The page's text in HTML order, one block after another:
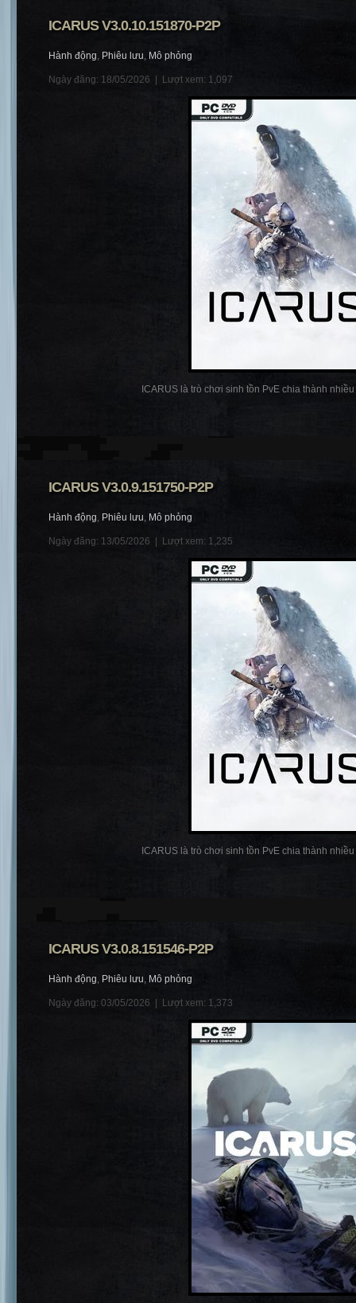
ICARUS V3.0.10.151870-P2P
Hành động, Phiêu lưu, Mô phỏng
Ngày đăng: 18/05/2026 | Lượt xem: 1,097
ICARUS là trò chơi sinh tồn PvE chia thành
ICARUS V3.0.9.151750-P2P
Hành động, Phiêu lưu, Mô phỏng
Ngày đăng: 13/05/2026 | Lượt xem: 1,235
ICARUS là trò chơi sinh tồn PvE chia thành
ICARUS V3.0.8.151546-P2P
Hành động, Phiêu lưu, Mô phỏng
Ngày đăng: 03/05/2026 | Lượt xem: 1,373